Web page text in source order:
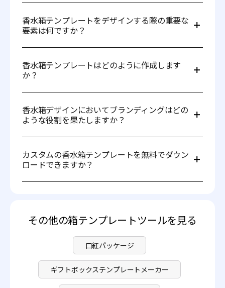
影響します。香水のコンセプトと調和し、感覚的な印象を
喚起するものである必要があります。
香水箱テンプレートをデザインする際の重要な
要素は何ですか？
含まれます。箱が保護性に優れ、ブランドアイデンティテ
ィと一致していることが大切です。
香水箱テンプレートはどのように作成します
か？
きます。まず、希望する箱のテンプレートを選択します。
次に、サイズ、素材、厚みを調整します。最後に、テンプ
レートを PDF、DXF、JPG、AI 形式でダウンロードしま
香水箱デザインにおいてブランディングはどの
ような役割を果たしますか？
イポグラフィを通じてブランドイメージを表現し、消費者
を惹きつける独自のアイデンティティを生み出します。
カスタムの香水箱テンプレートを無料でダウン
ロードできますか？
をご確認ください。
その他の箱テンプレートツールを見る
口紅パッケージ
ギフトボックステンプレートメーカー